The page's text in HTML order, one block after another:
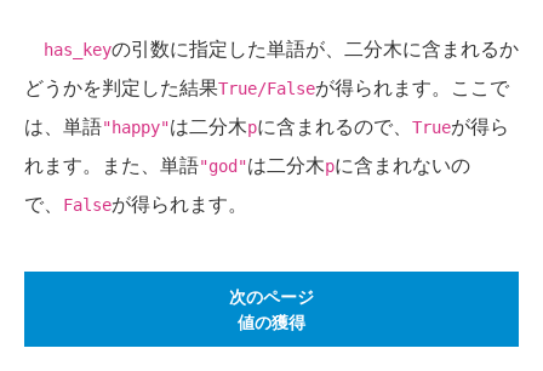
has_keyの引数に指定した単語が、二分木に含まれるか
どうかを判定した結果True/Falseが得られます。ここで
は、単語"happy"は二分木pに含まれるので、 Trueが得ら
れます。また、単語"god"は二分木pに含まれないの
で、
Falseが得られます。
次のページ
値の獲得